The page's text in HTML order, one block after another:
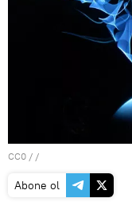
CC0 / /
Abone ol